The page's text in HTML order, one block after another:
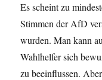
Es scheint zu
Stimmen der AfD
wurden. Man kann
Wahlhelfer sich
zu beeinflussen.